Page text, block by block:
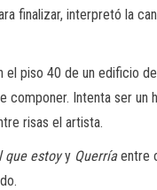
finalizar, interpretó la
el piso 40 de un edificio de
componer. Intenta ser un
risas el artista.
que estoyy Querríaentre